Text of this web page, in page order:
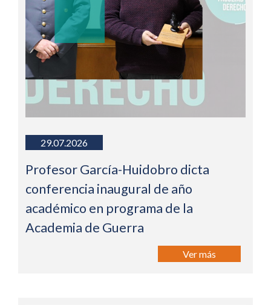
29.07.2026
Profesor García-Huidobro dicta
conferencia inaugural de año
académico en programa de la
Academia de Guerra
Ver más